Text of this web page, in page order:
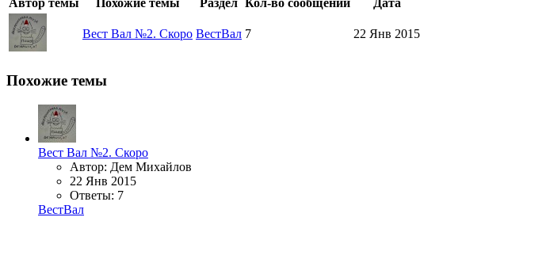
Автор темы
Похожие темы Раздел Кол-во сообщений Дата
Вест Вал №2. Скоро ВестВал 7 22 Янв 2015
Похожие темы
Вест Вал №2. Скоро
Автор: Дем Михайлов
22 Янв 2015
Ответы: 7
ВестВал